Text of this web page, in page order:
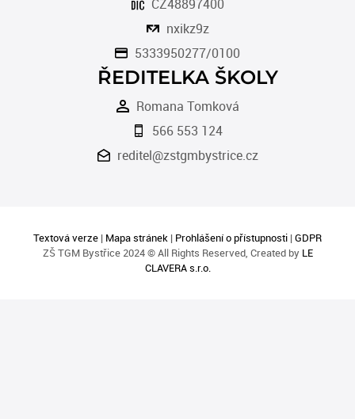
CZ48897400
nxikz9z
5333950277/0100
ŘEDITELKA ŠKOLY
Romana Tomková
566 553 124
reditel@zstgmbystrice.cz
Textová verze | Mapa stránek | Prohlášení o přístupnosti |GDPR
ZŠ TGM Bystřice 2024 © All Rights Reserved, Created by LE
CLAVERA s.r.o.